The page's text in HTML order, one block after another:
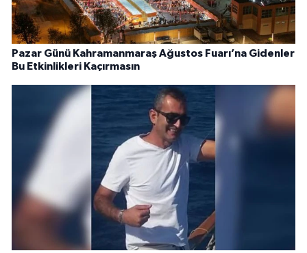
Pazar Günü Kahramanmaraş Ağustos Fuarı’na Gidenler
Bu Etkinlikleri Kaçırmasın